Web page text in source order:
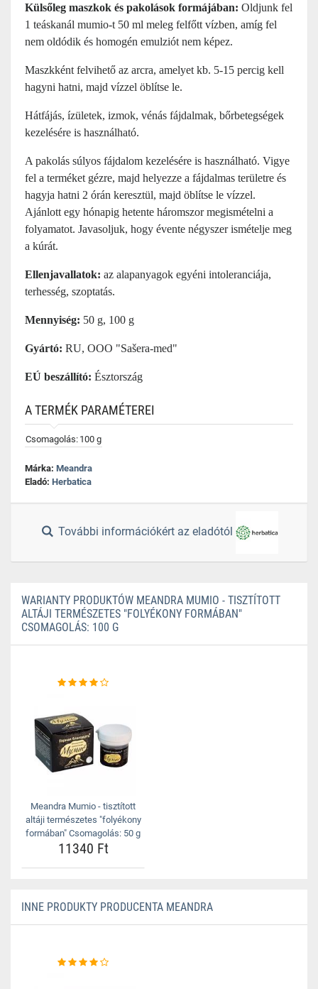
Külsőleg maszkok és pakolások formájában: Oldjunk fel
1 teáskanál mumio-t 50 ml meleg felfőtt vízben, amíg fel
nem oldódik és homogén emulziót nem képez.
Maszkként felvihető az arcra, amelyet kb. 5-15 percig kell
hagyni hatni, majd vízzel öblítse le.
Hátfájás, ízületek, izmok, vénás fájdalmak, bőrbetegségek
kezelésére is használható.
A pakolás súlyos fájdalom kezelésére is használható. Vigye
fel a terméket gézre, majd helyezze a fájdalmas területre és
hagyja hatni 2 órán keresztül, majd öblítse le vízzel.
Ajánlott egy hónapig hetente háromszor megismételni a
folyamatot. Javasoljuk, hogy évente négyszer ismételje meg
a kúrát.
Ellenjavallatok: az alapanyagok egyéni intoleranciája,
terhesség, szoptatás.
Mennyiség: 50 g, 100 g
Gyártó: RU, OOO "Sašera-med"
EÚ beszállító: Észtország
A TERMÉK PARAMÉTEREI
Csomagolás: 100 g
Márka: Meandra
Eladó: Herbatica
További információkért az eladótól
WARIANTY PRODUKTÓW MEANDRA MUMIO - TISZTÍTOTT
ALTÁJI TERMÉSZETES "FOLYÉKONY FORMÁBAN"
CSOMAGOLÁS: 100 G
Meandra Mumio - tisztított
altáji természetes "folyékony
formában" Csomagolás: 50 g
11340 Ft
INNE PRODUKTY PRODUCENTA MEANDRA